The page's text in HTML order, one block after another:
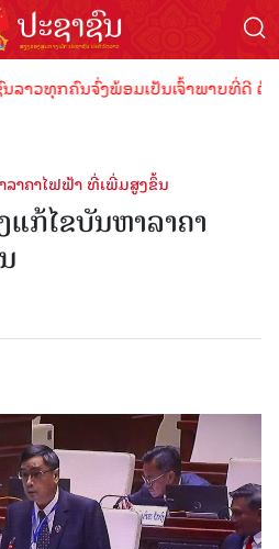
ທຸກຄົນຈົ່ງພ້ອມເປັນເຈົ້າພາບທີ່ດີ ຕ້ອນຮັ
ລາຄາໄຟຟ້າ ທີ່ເພີ່ມສູງຂຶ້ນ
ແກ້ໄຂບັນຫາລາຄາ